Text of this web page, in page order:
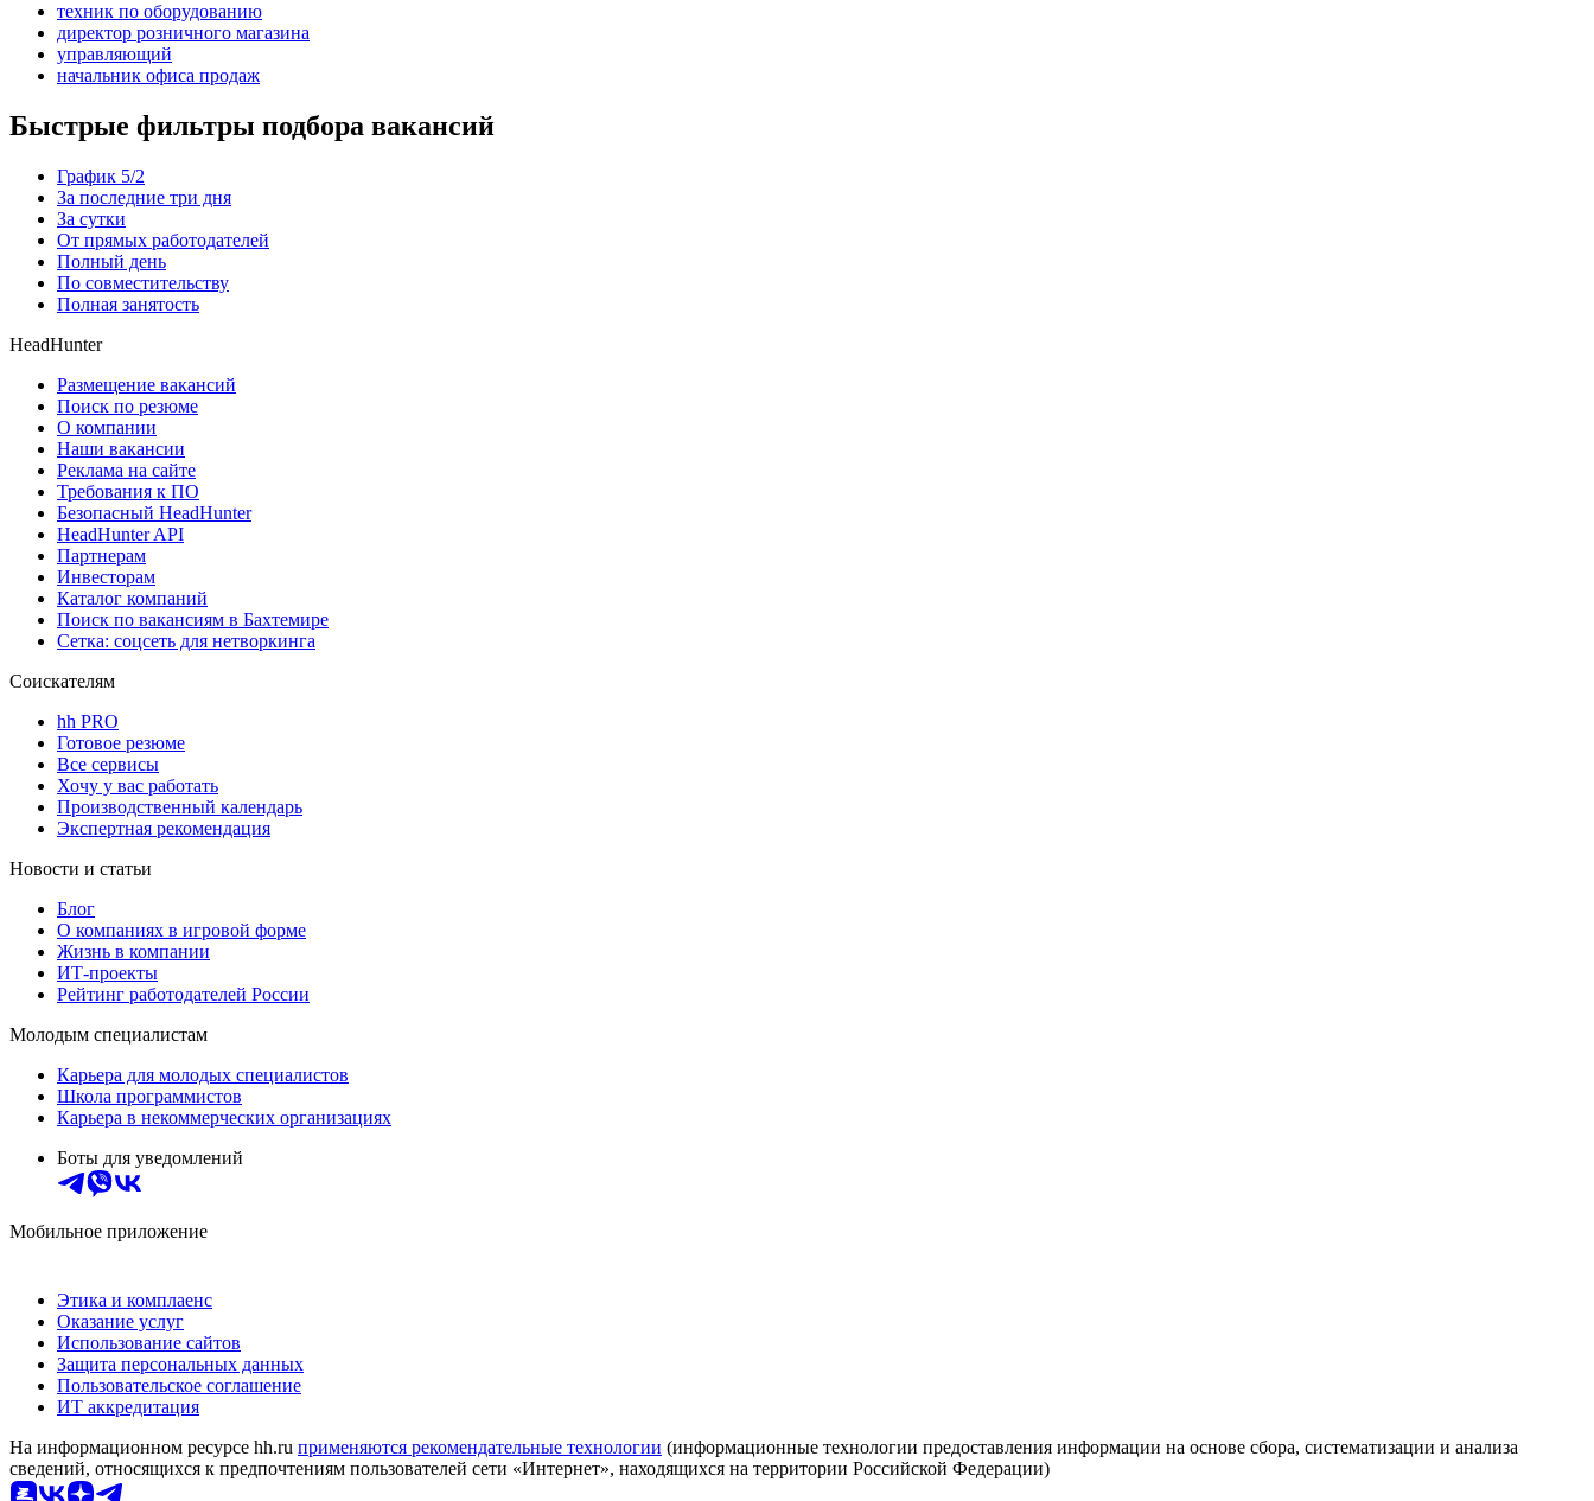
техник по оборудованию
директор розничного магазина
управляющий
начальник офиса продаж
Быстрые фильтры подбора вакансий
График 5/2
За последние три дня
За сутки
От прямых работодателей
Полный день
По совместительству
Полная занятость
HeadHunter
Размещение вакансий
Поиск по резюме
О компании
Наши вакансии
Реклама на сайте
Требования к ПО
Безопасный HeadHunter
HeadHunter API
Партнерам
Инвесторам
Каталог компаний
Поиск по вакансиям в Бахтемире
Сетка: соцсеть для нетворкинга
Соискателям
hh PRO
Готовое резюме
Все сервисы
Хочу у вас работать
Производственный календарь
Экспертная рекомендация
Новости и статьи
Блог
О компаниях в игровой форме
Жизнь в компании
ИТ-проекты
Рейтинг работодателей России
Молодым специалистам
Карьера для молодых специалистов
Школа программистов
Карьера в некоммерческих организациях
Боты для уведомлений
Мобильное приложение
Этика и комплаенс
Оказание услуг
Использование сайтов
Защита персональных данных
Пользовательское соглашение
ИТ аккредитация
На информационном ресурсе hh.ru применяются рекомендательные технологии (информационные технологии предоставления информации на основе сбора, систематизации и анализа
сведений, относящихся к предпочтениям пользователей сети «Интернет», находящихся на территории Российской Федерации)